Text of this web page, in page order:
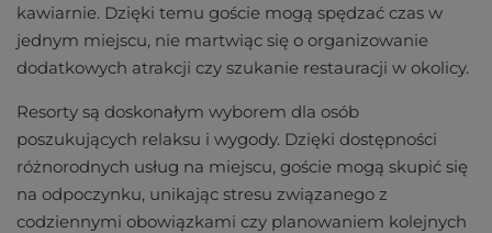
kawiarnie. Dzięki temu goście mogą spędzać czas w
jednym miejscu, nie martwiąc się o organizowanie
dodatkowych atrakcji czy szukanie restauracji w okolicy.
Resorty są doskonałym wyborem dla osób
poszukujących relaksu i wygody. Dzięki dostępności
różnorodnych usług na miejscu, goście mogą skupić się
na odpoczynku, unikając stresu związanego z
codziennymi obowiązkami czy planowaniem kolejnych